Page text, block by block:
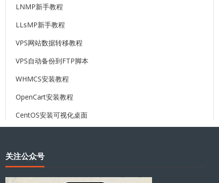
LNMP新手教程
LLsMP新手教程
VPS网站数据转移教程
VPS自动备份到FTP脚本
WHMCS安装教程
OpenCart安装教程
CentOS安装可视化桌面
关注公众号